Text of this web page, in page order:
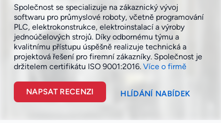
Společnost se specializuje na zákaznický vývoj
softwaru pro průmyslové roboty, včetně programování
PLC, elektrokonstrukce, elektroinstalací a výroby
jednoúčelových strojů. Díky odbornému týmu a
kvalitnímu přístupu úspěšně realizuje technická a
projektová řešení pro firemní zákazníky. Společnost je
držitelem certifikátu ISO 9001:2016. Více o firmě
NAPSAT RECENZI HLÍDÁNÍ NABÍDEK